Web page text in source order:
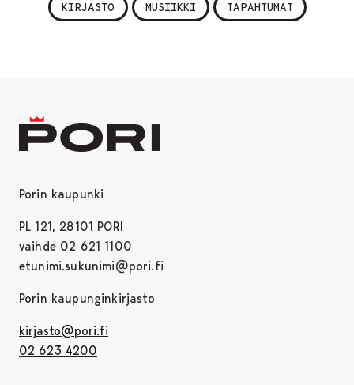
KIRJASTO MUSIIKKI TAPAHTUMAT
Porin kaupunki
PL 121, 28101 PORI
vaihde 02 621 1100
etunimi.sukunimi@pori.fi
Porin kaupunginkirjasto
kirjasto@pori.fi
02 623 4200